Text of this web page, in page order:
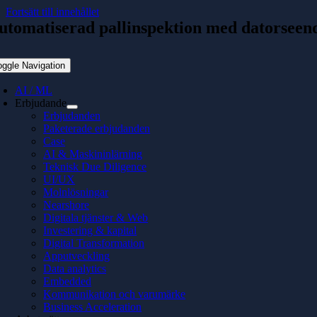
Fortsätt till innehållet
Navigation
AI / ML
Erbjudande
Erbjudanden
Paketerade erbjudanden
Case
AI & Maskininlärning
Teknisk Due Diligence
UI/UX
Molnlösningar
Nearshore
Digitala tjänster & Web
Investering & kapital
Digital Transformation
Apputveckling
Data analytics
Embedded
Kommunikation och varumärke
Business Acceleration
pallinspektion med